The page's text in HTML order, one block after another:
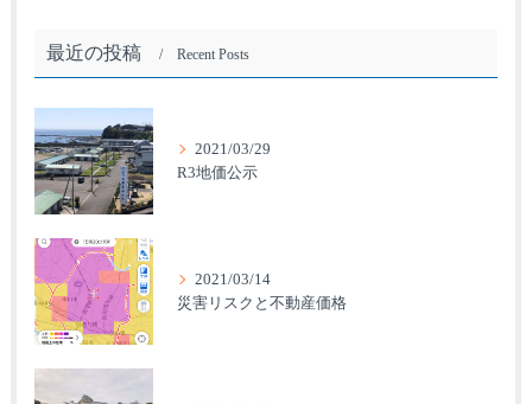
最近の投稿 Recent Posts
2021/03/29
R3地価公示
2021/03/14
災害リスクと不動産価格